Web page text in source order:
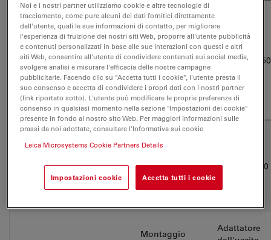
Picchi di lunghezza
d'onda
365 – 550
400, 450, 550
(nm al picco centrale)
luce bianca ad
ampio spettro
da LLG, mW per canale
(in ordine di canali)
2500 (valori
diretto)
411, 861, 610
Montaggio
Adattatore
Noi e i nostri partner utilizziamo cookie e altre tecnologie di
tracciamento, come pure alcuni dei dati fornitici direttamente
dall'utente, quali le sue informazioni di contatto, per migliorare
l'esperienza di fruizione dei nostri siti Web, proporre all'utente pubblicità
e contenuti personalizzati in base alle sue interazioni con questi e altri
siti Web, consentire all'utente di condividere contenuti sui social media,
svolgere analisi e misurare l'efficacia delle nostre campagne
pubblicitarie. Facendo clic su "Accetta tutti i cookie", l'utente presta il
suo consenso e accetta di condividere i propri dati con i nostri partner
(link riportato sotto). L'utente può modificare le proprie preferenze di
consenso in qualsiasi momento nella sezione "Impostazioni dei cookie"
presente in fondo al nostro sito Web. Per maggiori informazioni sulle
prassi da noi adottate, consultare l'Informativa sui cookie
Leica Microsystems Cookie Partners Details
Impostazioni cookie Accetta tutti i cookie